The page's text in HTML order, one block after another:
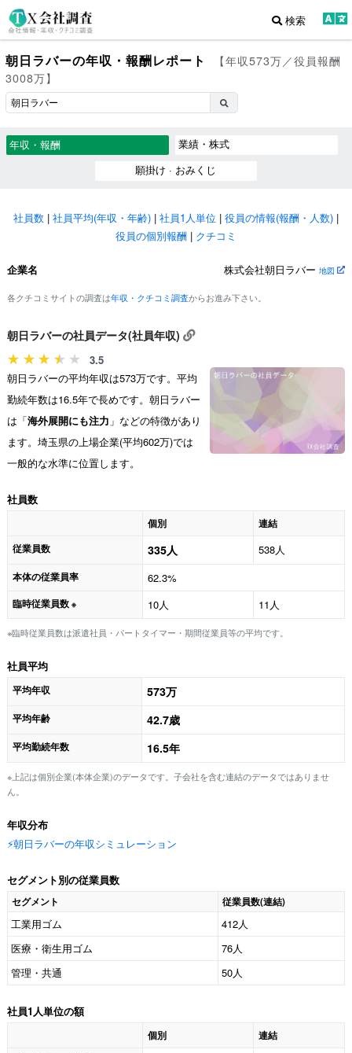
検索
朝日ラバーの年収・報酬レポート
【年収573万／役員報酬
3008万】
年収・報酬
業績・株式
願掛け · おみくじ
社員数 | 社員平均(年収・年齢) | 社員1人単位 | 役員の情報(報酬・人数) |
役員の個別報酬 | クチコミ
企業名 株式会社朝日ラバー 地図
各クチコミサイトの調査は年収・クチコミ調査からお進み下さい。
朝日ラバーの社員データ(社員年収)
3.5
朝日ラバーの平均年収は573万です。平均
勤続年数は16.5年で長めです。朝日ラバー
は「海外展開にも注力 」などの特徴があり
ます。埼玉県の上場企業(平均602万)では
一般的な水準に位置します。
社員数
個別
連結
従業員数
335人 538人
本体の従業員率 62.3%
臨時従業員数 ※ 10人 11人
※臨時従業員数は派遣社員・パートタイマー・期間従業員等の平均です。
社員平均
平均年収 573万
平均年齢 42.7歳
平均勤続年数 16.5年
※上記は個別企業(本体企業)のデータです。子会社を含む連結のデータではありませ
ん。
年収分布
⚡️朝日ラバーの年収シミュレーション
セグメント別の従業員数
セグメント 従業員数(連結)
工業用ゴム
412人
医療・衛生用ゴム
76人
管理・共通
50人
社員1人単位の額
個別
連結